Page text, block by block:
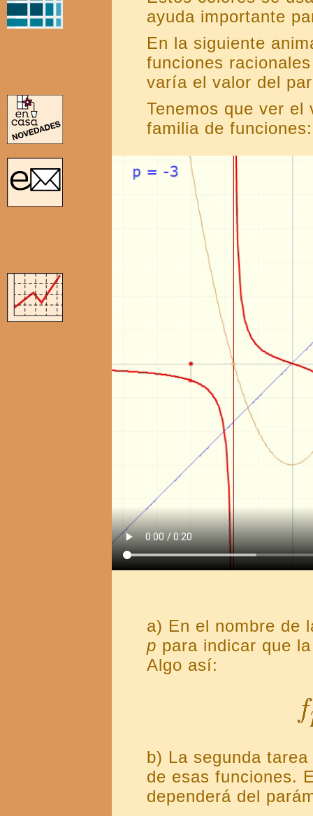
ayuda importante
En la siguiente
funciones
varía el valor del
Tenemos que ver
familia de funciones:
a) En el nombre de
p para indicar que
Algo así:
b) La segunda
de esas funciones.
dependerá del